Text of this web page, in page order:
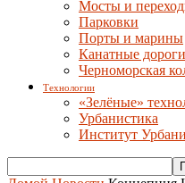
Мосты и
Парковки
Порты и марины
Канатные дороги
Черноморская
Технологии
«Зелёные»
Урбанистика
Институт